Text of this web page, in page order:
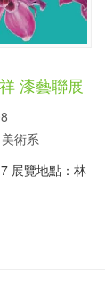
漆藝聯展
術系
展覽地點：林